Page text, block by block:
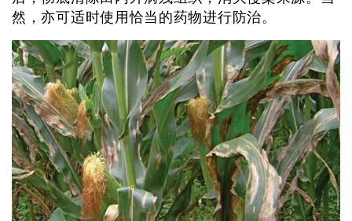
然，亦可适时使用恰当的药物进行防治。